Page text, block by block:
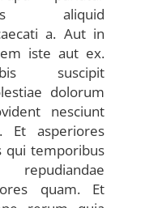
aliquid
a. Aut in
iste aut ex.
suscipit
dolorum
nesciunt
Et asperiores
qui temporibus
quam. Et